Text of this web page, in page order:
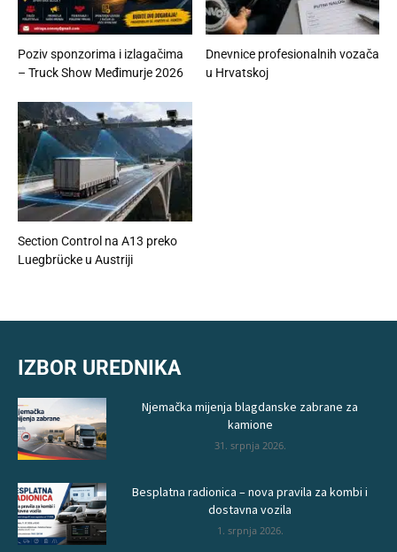
Poziv sponzorima i izlagačima
– Truck Show Međimurje 2026
Dnevnice profesionalnih vozača
u Hrvatskoj
Section Control na A13 preko
Luegbrücke u Austriji
IZBOR UREDNIKA
Njemačka mijenja blagdanske zabrane za
kamione
31. srpnja 2026.
Besplatna radionica – nova pravila za kombi i
dostavna vozila
1. srpnja 2026.